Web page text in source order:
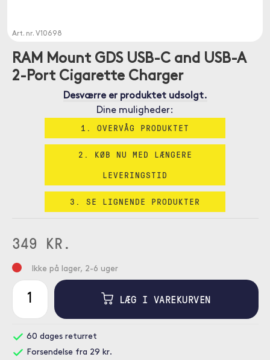
Art. nr. V10698
RAM Mount GDS USB-C and USB-A
2-Port Cigarette Charger
Desværre er produktet udsolgt.
Dine muligheder:
1. OVERVÅG PRODUKTET
2. KØB NU MED LÆNGERE
LEVERINGSTID
3. SE LIGNENDE PRODUKTER
349 KR.
Ikke på lager, 2-6 uger
LÆG I VAREKURVEN
60 dages returret
Forsendelse fra 29 kr.